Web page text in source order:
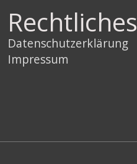
Rechtliches
Datenschutzerklärung
Impressum